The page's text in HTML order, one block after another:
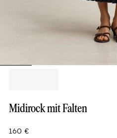
Midirock mit Falten
160 €